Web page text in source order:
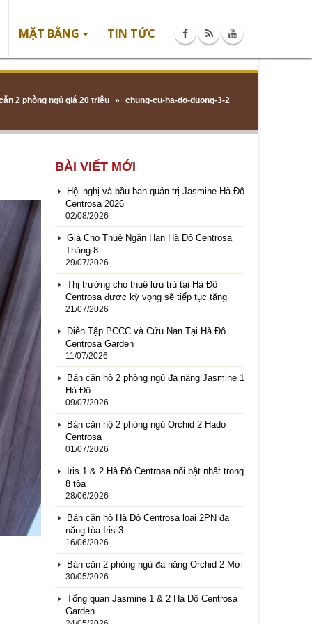
MẶT BẰNG TIN TỨC
2 phòng ngủ giá 20 triệu » chung-cu-ha-do-duong-3-2
BÀI VIẾT MỚI
Hội nghị và bầu ban quản trị Jasmine Hà Đô
Centrosa 2026
02/08/2026
Giá Cho Thuê Ngắn Hạn Hà Đô Centrosa
Tháng 8
29/07/2026
Thị trường cho thuê lưu trú tại Hà Đô
Centrosa được kỳ vọng sẽ tiếp tục tăng
21/07/2026
Diễn Tập PCCC và Cứu Nạn Tại Hà Đô
Centrosa Garden
11/07/2026
Bán căn hộ 2 phòng ngủ đa năng Jasmine 1
Hà Đô
09/07/2026
Bán căn hộ 2 phòng ngủ Orchid 2 Hado
Centrosa
01/07/2026
Iris 1 & 2 Hà Đô Centrosa nổi bật nhất trong
8 tòa
28/06/2026
Bán căn hộ Hà Đô Centrosa loại 2PN đa
năng tòa Iris 3
16/06/2026
Bán căn 2 phòng ngủ đa năng Orchid 2 Mới
30/05/2026
Tổng quan Jasmine 1 & 2 Hà Đô Centrosa
Garden